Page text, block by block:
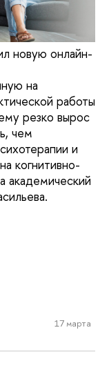
новую онлайн-
на
работы
резко вырос
чем
и
когнитивно-
академический
17 марта